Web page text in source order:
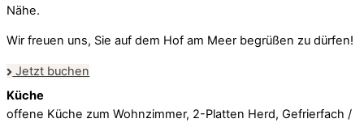
Nähe.
Wir freuen uns, Sie auf dem Hof am Meer begrüßen zu dürfen!
Jetzt buchen
Küche
offene Küche zum Wohnzimmer, 2-Platten Herd, Gefrierfach /